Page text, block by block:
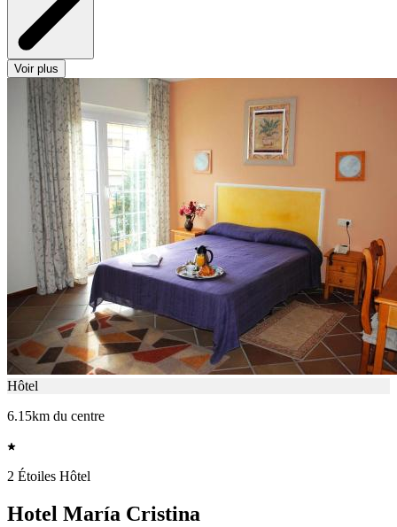
Voir plus
Hôtel
6.15km du centre
2 Étoiles Hôtel
Hotel María Cristina